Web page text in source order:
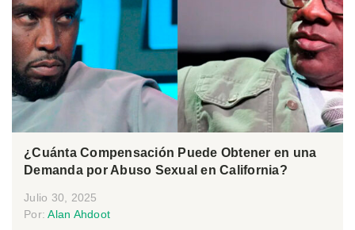
¿Cuánta Compensación Puede Obtener en una
Demanda por Abuso Sexual en California?
Julio 30, 2025
Por:Alan Ahdoot